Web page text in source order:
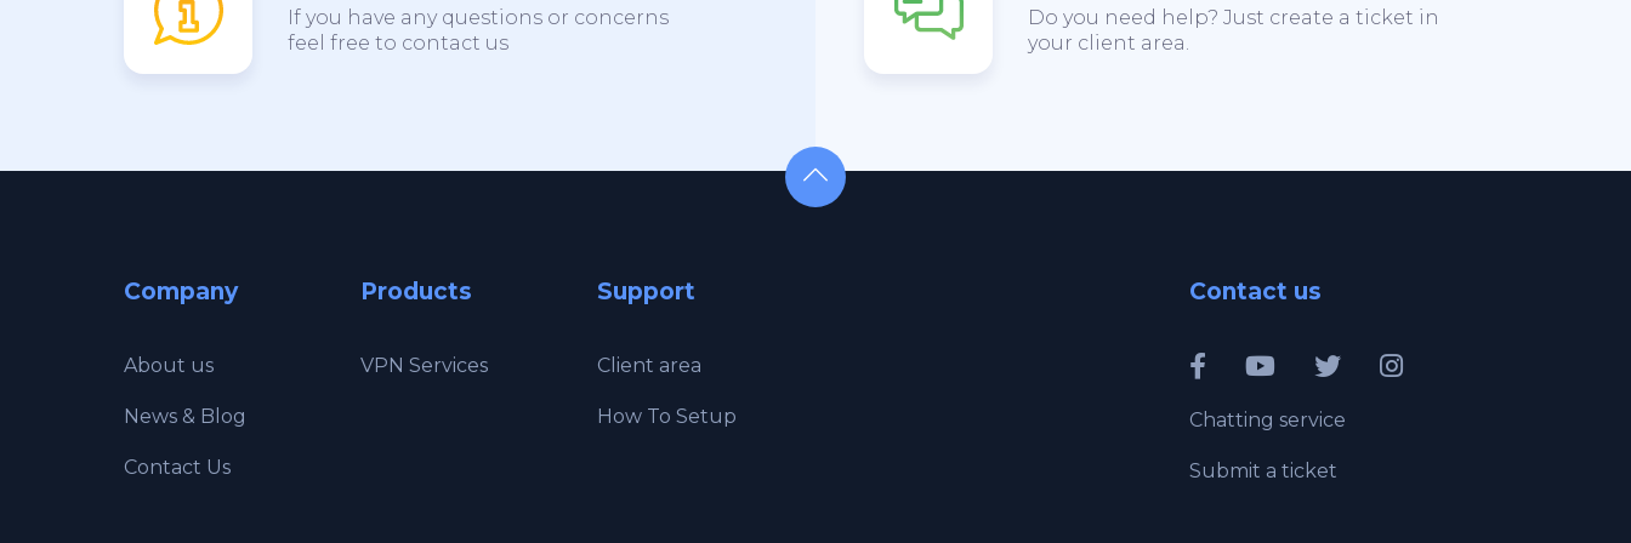
If you have any questions or concerns
feel free to contact us
Do you need help? Just create a ticket in
your client area.
Company
About us
News & Blog
Contact Us
Products
VPN Services
Support
Client area
How To Setup
Contact us
Chatting service
Submit a ticket